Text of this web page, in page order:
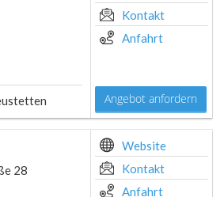
Kontakt
Anfahrt
Angebot anfordern
28
Website
Kontakt
Anfahrt